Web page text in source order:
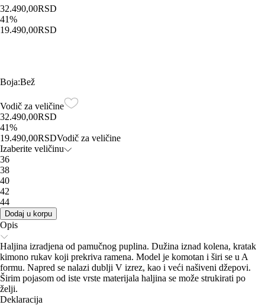
32.490,00RSD
41%
19.490,00RSD
Boja:Bež
Vodič za veličine
32.490,00RSD
41%
19.490,00RSDVodič za veličine
Izaberite veličinu
36
38
40
42
44
Dodaj u korpu
Opis
Haljina izradjena od pamučnog puplina. Dužina iznad kolena, kratak
kimono rukav koji prekriva ramena. Model je komotan i širi se u A
formu. Napred se nalazi dublji V izrez, kao i veći našiveni džepovi.
Širim pojasom od iste vrste materijala haljina se može strukirati po
želji.
Deklaracija